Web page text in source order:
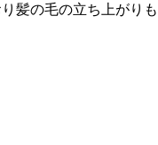
髪の毛の立ち上がり